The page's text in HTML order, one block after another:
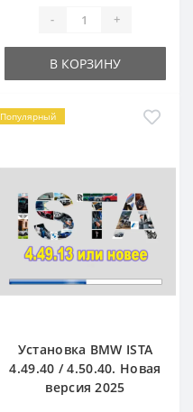
- +
В КОРЗИНУ
Популярный
Установка BMW ISTA
4.49.40 / 4.50.40. Новая
версия 2025